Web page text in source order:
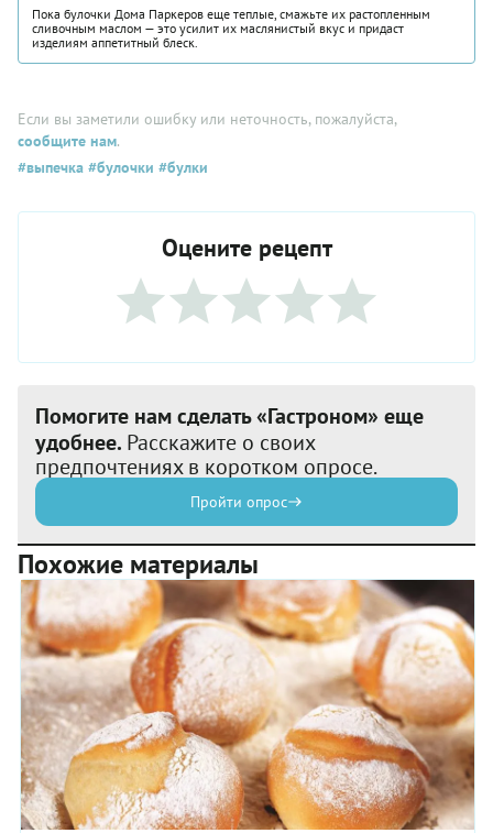
Пока булочки Дома Паркеров еще теплые, смажьте их растопленным
сливочным маслом — это усилит их маслянистый вкус и придаст
изделиям аппетитный блеск.
Если вы заметили ошибку или неточность, пожалуйста,
сообщите нам.
#выпечка #булочки #булки
Оцените рецепт
Помогите нам сделать «Гастроном» еще
удобнее. Расскажите о своих
предпочтениях в коротком опросе.
Пройти опрос
Похожие материалы